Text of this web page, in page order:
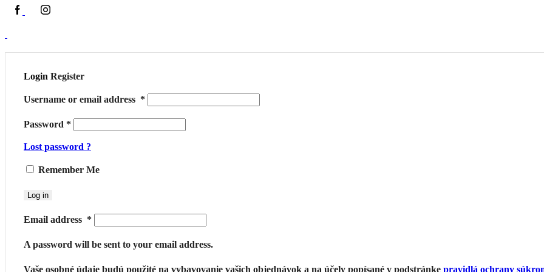
Login Register
Username or email address *
Password *
Lost password ?
Remember Me
Log in
Email address *
A password will be sent to your email address.
Vaše osobné údaje budú použité na vybavovanie vašich objednávok a na účely popísané v podstránke pravidlá ochrany